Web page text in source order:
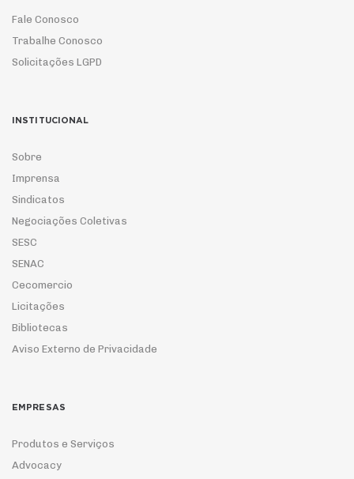
Fale Conosco
Trabalhe Conosco
Solicitações LGPD
INSTITUCIONAL
Sobre
Imprensa
Sindicatos
Negociações Coletivas
SESC
SENAC
Cecomercio
Licitações
Bibliotecas
Aviso Externo de Privacidade
EMPRESAS
Produtos e Serviços
Advocacy